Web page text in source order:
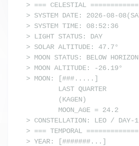
> === CELESTIAL
> SYSTEM DATE: 2026-08-
> SYSTEM TIME: 08:52:36
> LIGHT STATUS: DAY
> SOLAR ALTITUDE: 47.7°
> MOON STATUS: BELOW HORIZON
> MOON ALTITUDE: -26.19°
> MOON: [###.....]
> CONSTELLATION: LEO / DAY-
> === TEMPORAL
> YEAR: [#######...]